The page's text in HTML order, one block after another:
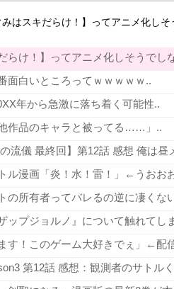
みはスキだらけ！】ってアニメ化し
らけ！】ってアニメ化しそうでし
面白いところってｗｗｗｗｗ..
年から急激に落ち着く可能性..
作品のキャラと被ってる……」..
流儀 最終回】第12話 感想 俺は昼
ル漫画「炎！水！雷！」←うおお
の所有者ってバレるの逆に凄くな
ップジョルノ』について触れてし
す！このゲーム大好きでぇ」←配
第12話 感想：観測者のサトル